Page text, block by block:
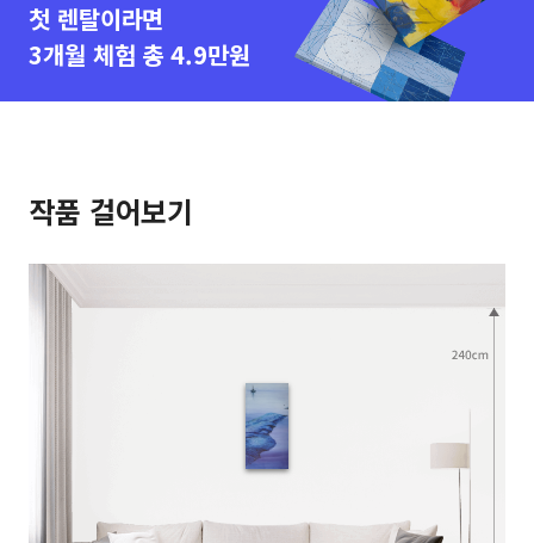
첫 렌탈이라면
3개월 체험 총 4.9만원
작품 걸어보기